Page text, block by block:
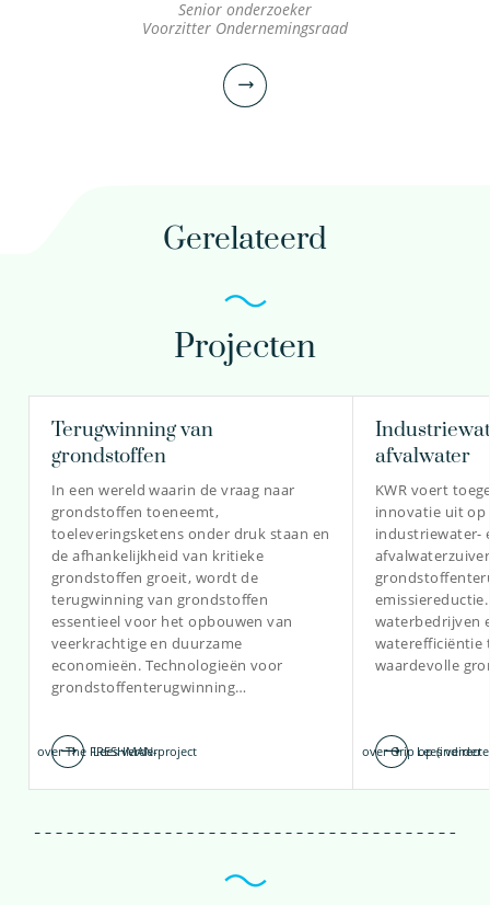
Senior onderzoeker
Voorzitter Ondernemingsraad
dr. Patrick Bäuerlein
Senior onderzoeker
030-6069702
patrick.bauerlein@kwrwater.nl
bekijk profiel
Gerelateerd
Projecten
Terugwinning van
grondstoffen
In een wereld waarin de vraag naar
grondstoffen toeneemt,
toeleveringsketens onder druk staan en
de afhankelijkheid van kritieke
grondstoffen groeit, wordt de
terugwinning van grondstoffen
essentieel voor het opbouwen van
veerkrachtige en duurzame
economieën. Technologieën voor
grondstoffenterugwinning…
Lees verder
afvalwater
KWR voert
innovatie uit op
industriewater-
waterbedrijven
waterefficiëntie
waardevolle
Lees verder
over The FRESHMAN-project over Grip op